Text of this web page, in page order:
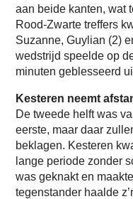
aan beide kanten, wat
Rood-Zwarte treffers
Suzanne, Guylian (2)
wedstrijd speelde op
minuten geblesseerd
Kesteren neemt
De tweede helft was
eerste, maar daar
beklagen. Kesteren
lange periode zonder
was geknakt en
tegenstander haalde